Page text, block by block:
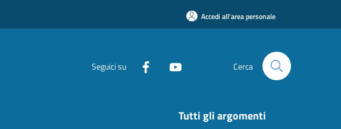
Accedi all'area personale
Seguici su Cerca
Tutti gli argomenti